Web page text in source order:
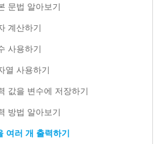
문법 알아보기
계산하기
사용하기
열 사용하기
값을 변수에 저장하기
방법 알아보기
여러 개 출력하기